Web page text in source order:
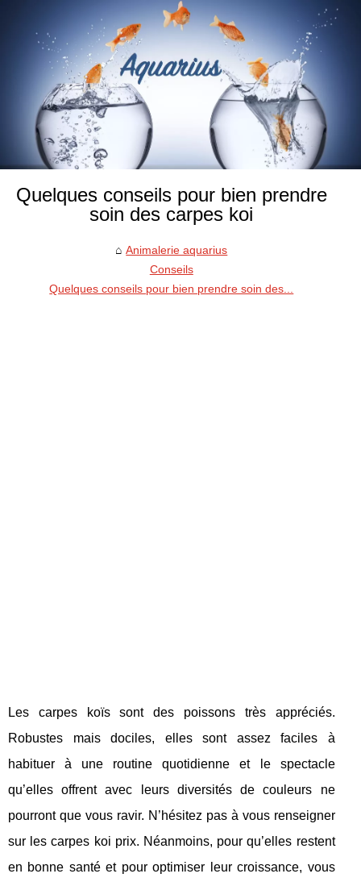
Quelques conseils pour bien prendre
soin des carpes koi
Animalerie aquarius
Conseils
Quelques conseils pour bien prendre soin des...
Les carpes koïs sont des poissons très appréciés.
Robustes mais dociles, elles sont assez faciles à
habituer à une routine quotidienne et le spectacle
qu’elles offrent avec leurs diversités de couleurs ne
pourront que vous ravir. N’hésitez pas à vous renseigner
sur les carpes koi prix. Néanmoins, pour qu’elles restent
en bonne santé et pour optimiser leur croissance, vous